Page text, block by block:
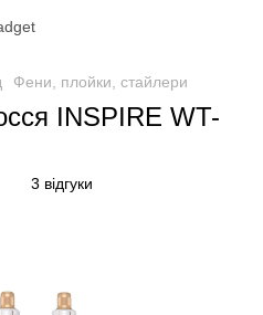
Фени, плойки, стайлери
INSPIRE WT-
3 відгуки